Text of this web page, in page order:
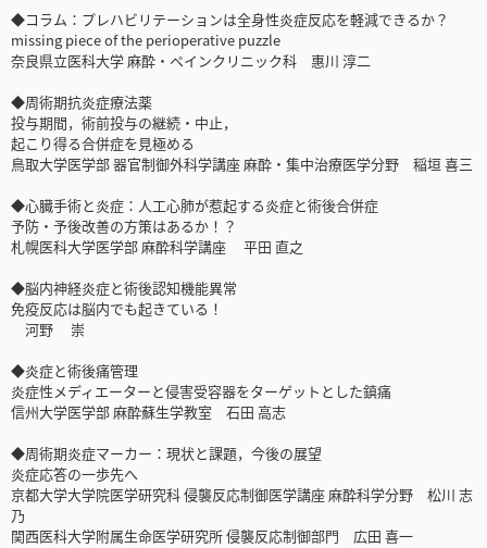
◆コラム：プレハビリテーションは全身性炎症反応を軽減できるか？
missing piece of the perioperative puzzle
奈良県立医科大学 麻酔・ペインクリニック科 惠川 淳二
◆周術期抗炎症療法薬
投与期間，術前投与の継続・中止，
起こり得る合併症を見極める
鳥取大学医学部 器官制御外科学講座 麻酔・集中治療医学分野 稲垣 喜三
◆心臓手術と炎症：人工心肺が惹起する炎症と術後合併症
予防・予後改善の方策はあるか！？
札幌医科大学医学部 麻酔科学講座 平田 直之
◆脳内神経炎症と術後認知機能異常
免疫反応は脳内でも起きている！
河野 崇
◆炎症と術後痛管理
炎症性メディエーターと侵害受容器をターゲットとした鎮痛
信州大学医学部 麻酔蘇生学教室 石田 高志
◆周術期炎症マーカー：現状と課題，今後の展望
炎症応答の一歩先へ
京都大学大学院医学研究科 侵襲反応制御医学講座 麻酔科学分野 松川 志
乃
関西医科大学附属生命医学研究所 侵襲反応制御部門 広田 喜一